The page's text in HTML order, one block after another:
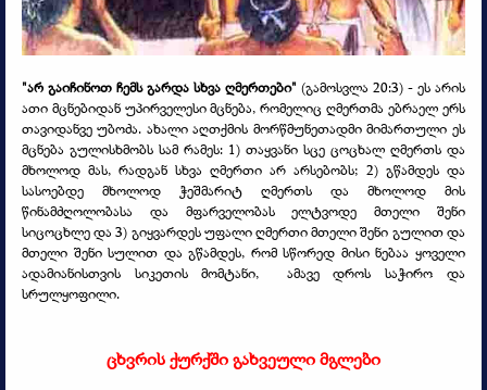
"არ გაიჩინოთ ჩემს გარდა სხვა ღმერთები" (გამოსვლა 20:3) - ეს არის
ათი მცნებიდან უპირველესი მცნება, რომელიც ღმერთმა ებრაელ ერს
თავიდანვე უბოძა. ახალი აღთქმის მორწმუნეთადმი მიმართული ეს
მცნება გულისხმობს სამ რამეს: 1) თაყვანი სცე ცოცხალ ღმერთს და
მხოლოდ მას, რადგან სხვა ღმერთი არ არსებობს; 2) გწამდეს და
სასოებდე მხოლოდ ჭეშმარიტ ღმერთს და მხოლოდ მის
წინამძღოლობასა და მფარველობას ელტვოდე მთელი შენი
სიცოცხლე და 3) გიყვარდეს უფალი ღმერთი მთელი შენი გულით და
მთელი შენი სულით და გწამდეს, რომ სწორედ მისი ნებაა ყოველი
ადამიანისთვის სიკეთის მომტანი, ამავე დროს საჭირო და
სრულყოფილი.
ცხვრის ქურქში გახვეული მგლები